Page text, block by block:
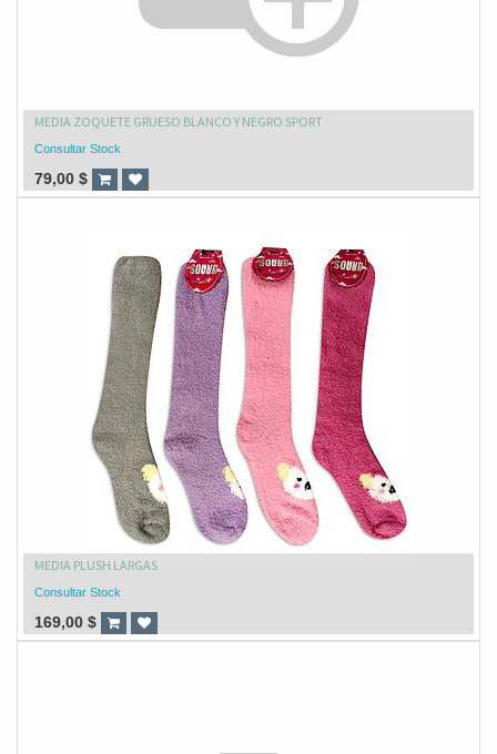
MEDIA ZOQUETE GRUESO BLANCO Y NEGRO SPORT
Consultar Stock
79,00 $
MEDIA PLUSH LARGAS
Consultar Stock
169,00 $